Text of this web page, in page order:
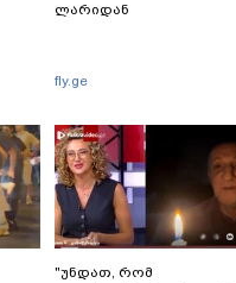
ლარიდან
fly.ge
"უნდათ, რომ